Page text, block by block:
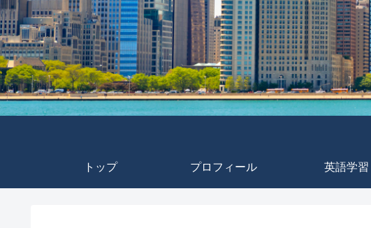
トップ プロフィール 英語学習